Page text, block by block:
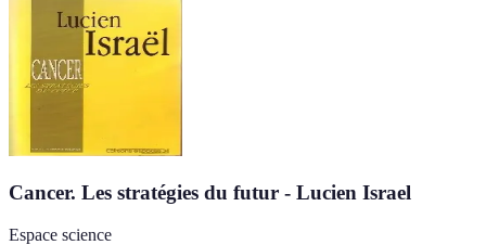
Cancer. Les stratégies du futur - Lucien Israel
Espace science